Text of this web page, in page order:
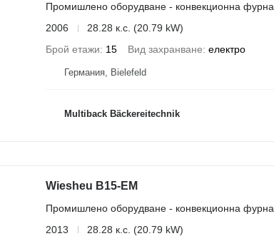
Промишлено оборудване - конвекционна фурна
2006
28.28 к.с. (20.79 kW)
Брой етажи
15 Вид захранване електро
Германия, Bielefeld
Multiback Bäckereitechnik
Wiesheu B15-EM
Промишлено оборудване - конвекционна фурна
2013
28.28 к.с. (20.79 kW)